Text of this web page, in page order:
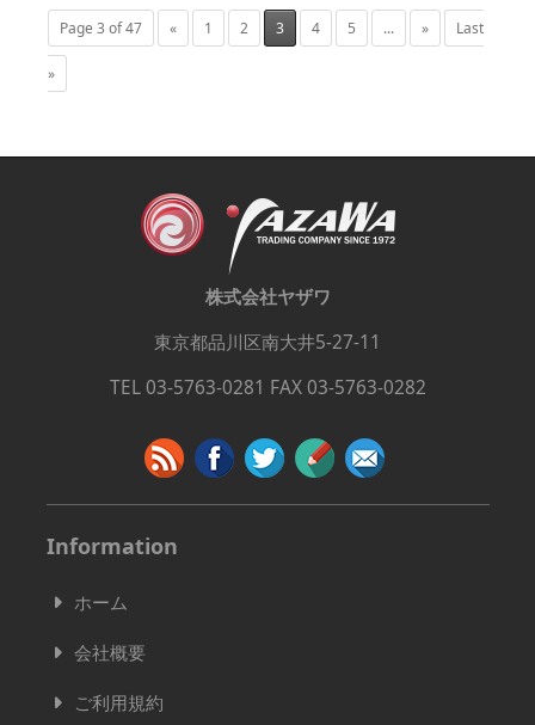
Page 3 of 47 « 1 2 3 4 5 ... » Last
»
株式会社ヤザワ
東京都品川区南大井5-27-11
TEL 03-5763-0281 FAX 03-5763-0282
Information
ホーム
会社概要
ご利用規約